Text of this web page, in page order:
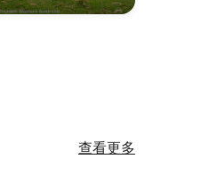
查看更多